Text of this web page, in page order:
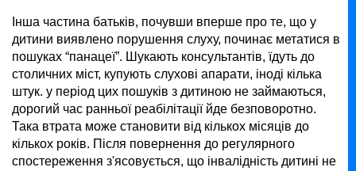
Інша частина батьків, почувши вперше про те, що у
дитини виявлено порушення слуху, починає метатися в
пошуках “панацеї”. Шукають консультантів, їдуть до
столичних міст, купують слухові апарати, іноді кілька
штук. у період цих пошуків з дитиною не займаються,
дорогий час ранньої реабілітації йде безповоротно.
Така втрата може становити від кількох місяців до
кількох років. Після повернення до регулярного
спостереження з'ясовується, що інвалідність дитині не